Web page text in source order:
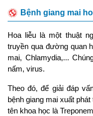
Bệnh giang mai
Hoa liễu là một thuật
truyền qua đường quan
mai, Chlamydia,...
nấm, virus.
Theo đó, để giải đáp
bệnh giang mai xuất
tên khoa học là